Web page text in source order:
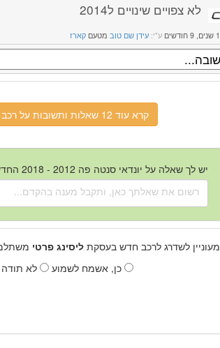
לא צפויים שינויים ל2014
ע"י:עידן שם טוב מטעםקארז
קרא עוד 12 שאלות ותשובות על רכב זה.
יש לך שאלה על יונדאי סנטה פה 2012 - 2018 החדשה?
מעוניין לשדרג לרכב חדש בעסקתליסינג פרטי
כן, אשמח לשמוע
לא תודה